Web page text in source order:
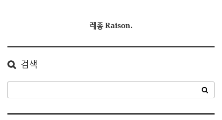
레종 Raison.
검색